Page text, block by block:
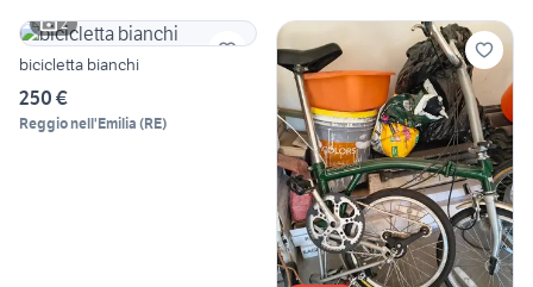
2
bicicletta bianchi
250 €
Reggio nell'Emilia (RE)